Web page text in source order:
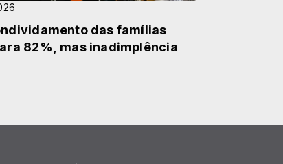
das famílias
82%, mas inadimplência